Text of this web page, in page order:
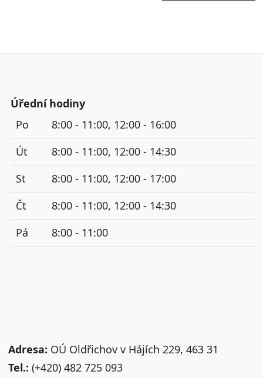
Úřední hodiny
Po
8:00 - 11:00, 12:00 - 16:00
Út
8:00 - 11:00, 12:00 - 14:30
St
8:00 - 11:00, 12:00 - 17:00
Čt
8:00 - 11:00, 12:00 - 14:30
Pá
8:00 - 11:00
Adresa: OÚ Oldřichov v Hájích 229, 463 31
Tel.: (+420) 482 725 093